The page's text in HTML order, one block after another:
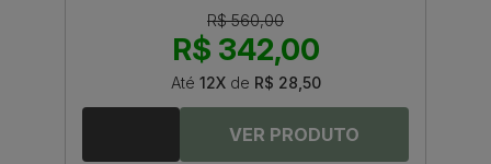
R$ 560,00
R$ 342,00
Até 12Xde R$ 28,50